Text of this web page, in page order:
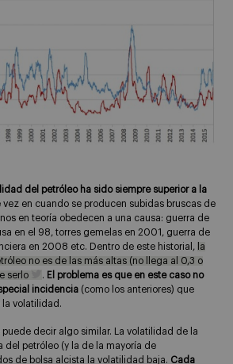
del petróleo ha sido siempre superior a la
vez en cuando se producen subidas bruscas de
en teoría obedecen a una causa: guerra de
en el 98, torres gemelas en 2001, guerra de
en 2008 etc. Dentro de este historial,
la
no es de las más altas (no llega al 0,3 o
serlo
. El problema es que en este caso no
incidencia (como los anteriores) que
la volatilidad.
puede decir algo similar. La volatilidad de la
del petróleo (y la de la mayoría de
de bolsa alcista la volatilidad baja. Cada